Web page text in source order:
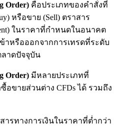
Order) คือประเภทของคำสั่งที่
หรือขาย (Sell) ตราสาร
ในราคาที่กำหนดในอนาคต
าหรือออกจากการเทรดที่ระดับ
าดปัจจุบัน
Order) มีหลายประเภทที่
ขายส่วนต่าง CFDs ได้ รวมถึง
ารทางการเงินในราคาที่ต่ำกว่า